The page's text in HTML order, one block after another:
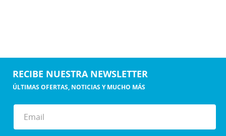
RECIBE NUESTRA NEWSLETTER
ÚLTIMAS OFERTAS, NOTICIAS Y MUCHO MÁS